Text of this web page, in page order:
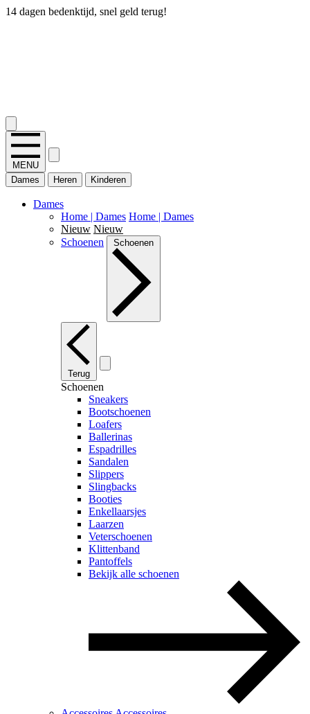
14 dagen bedenktijd, snel geld terug!
MENU
Dames
Heren Kinderen
Dames
Home | Dames Home | Dames
Nieuw Nieuw
Schoenen
Schoenen
Terug
Schoenen
Sneakers
Bootschoenen
Loafers
Ballerinas
Espadrilles
Sandalen
Slippers
Slingbacks
Booties
Enkellaarsjes
Laarzen
Veterschoenen
Klittenband
Pantoffels
Bekijk alle schoenen